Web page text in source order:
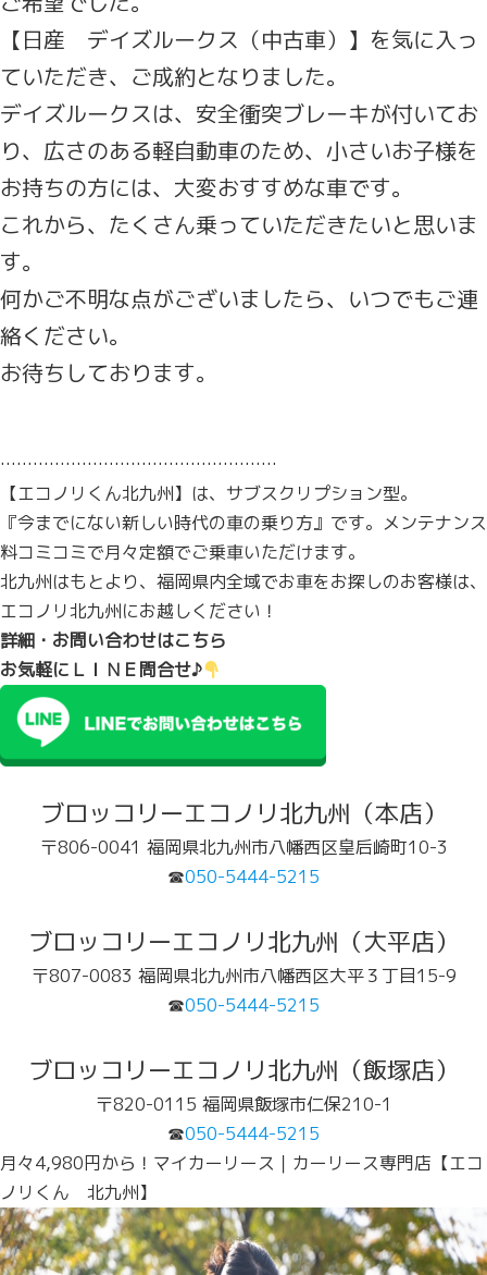
【日産 デイズルークス（中古車）】を気に入っ
ていただき、ご成約となりました。
デイズルークスは、安全衝突ブレーキが付いてお
り、広さのある軽自動車のため、小さいお子様を
お持ちの方には、大変おすすめな車です。
これから、たくさん乗っていただきたいと思いま
す。
何かご不明な点がございましたら、いつでもご連
絡ください。
お待ちしております。
……………………………………………
【エコノリくん北九州】は、サブスクリプション型。
『今までにない新しい時代の車の乗り方』です。メンテナンス
料コミコミで月々定額でご乗車いただけます。
北九州はもとより、福岡県内全域でお車をお探しのお客様は、
エコノリ北九州にお越しください！
詳細・お問い合わせはこちら
お気軽にＬＩＮＥ問合せ♪
ブロッコリーエコノリ北九州（本店）
〒806-0041 福岡県北九州市八幡西区皇后崎町10-3
☎050-5444-5215
ブロッコリーエコノリ北九州（大平店）
〒807-0083 福岡県北九州市八幡西区大平３丁目15-9
☎050-5444-5215
ブロッコリーエコノリ北九州（飯塚店）
〒820-0115 福岡県飯塚市仁保210-1
☎050-5444-5215
月々4,980円から！マイカーリース｜カーリース専門店【エコ
ノリくん 北九州】